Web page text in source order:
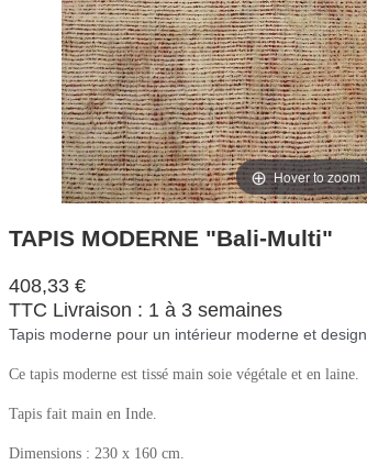
Hover to zoom
TAPIS MODERNE "Bali-Multi"
408,33 €
TTC Livraison : 1 à 3 semaines
Tapis moderne pour un intérieur moderne et design.
Ce tapis moderne est tissé main soie végétale et en laine.
Tapis fait main en Inde.
Dimensions : 230 x 160 cm.